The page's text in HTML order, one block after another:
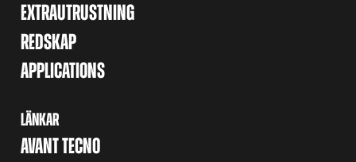
EXTRAUTRUSTNING
REDSKAP
APPLICATIONS
LÄNKAR
AVANT TECNO